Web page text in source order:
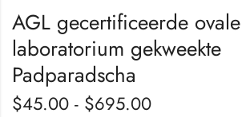
AGL gecertificeerde
laboratorium gekweekte
Padparadscha
$45.00 - $695.00